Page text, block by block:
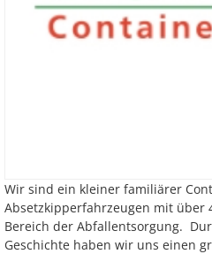
Wir sind ein kleiner familiärer
Absetzkipperfahrzeugen mit über
Bereich der Abfallentsorgung.
Geschichte haben wir uns einen